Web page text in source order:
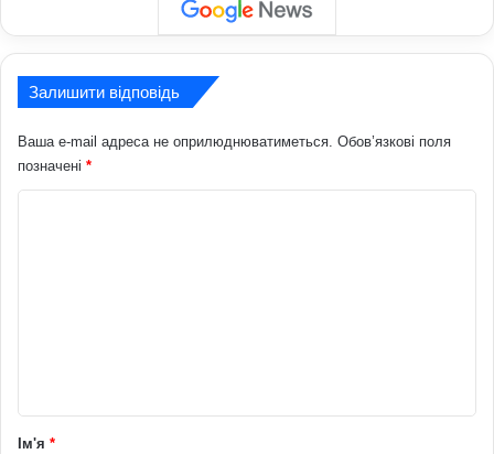
Залишити відповідь
Ваша e-mail адреса не оприлюднюватиметься. Обов’язкові поля
позначені *
рІм'я *